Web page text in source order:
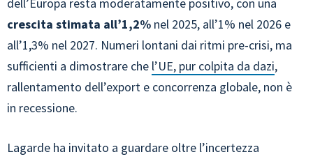
crescita stimata all’1,2% nel 2025, all’1% nel 2026 e
all’1,3% nel 2027. Numeri lontani dai ritmi pre-crisi, ma
sufficienti a dimostrare che l’UE, pur colpita da dazi,
rallentamento dell’export e concorrenza globale, non è
in recessione.
Lagarde ha invitato a guardare oltre l’incertezza